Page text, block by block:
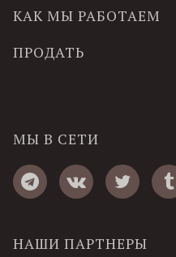
КАК МЫ РАБОТАЕМ
ПРОДАТЬ
МЫ В СЕТИ
НАШИ ПАРТНЕРЫ